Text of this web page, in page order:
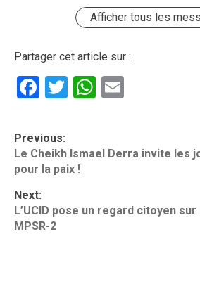
Afficher tous les
Partager cet article sur :
Facebook
TwitterWhatsApp
P
o
s
t
n
Previous:
Le Cheikh Ismael Derra invite les
pour la paix !
Next:
L’UCID pose un regard citoyen
MPSR-2